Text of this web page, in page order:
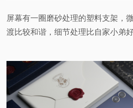
屏幕有一圈磨砂处理的塑料支架，
渡比较和谐，细节处理比自家小弟好